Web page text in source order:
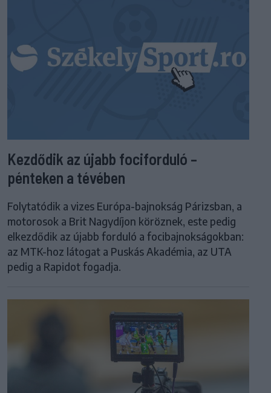
Kezdődik az újabb fociforduló –
pénteken a tévében
Folytatódik a vizes Európa-bajnokság Párizsban, a
motorosok a Brit Nagydíjon köröznek, este pedig
elkezdődik az újabb forduló a focibajnokságokban:
az MTK-hoz látogat a Puskás Akadémia, az UTA
pedig a Rapidot fogadja.